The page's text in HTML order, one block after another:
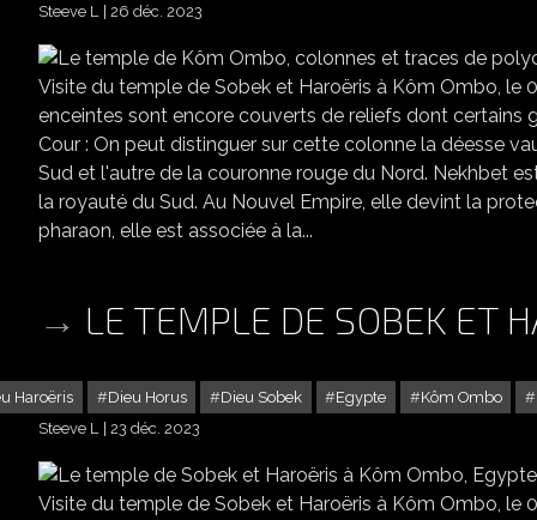
Steeve L
26 déc. 2023
Visite du temple de Sobek et Haroëris à Kôm Ombo, le
enceintes sont encore couverts de reliefs dont certains
Cour : On peut distinguer sur cette colonne la déesse
Sud et l'autre de la couronne rouge du Nord. Nekhbet
la royauté du Sud. Au Nouvel Empire, elle devint la
pharaon, elle est associée à la...
LE TEMPLE DE SOBEK ET
Haroëris Dieu Horus Dieu Sobek Egypte Kôm Ombo
Steeve L
23 déc. 2023
Visite du temple de Sobek et Haroëris à Kôm Ombo, le